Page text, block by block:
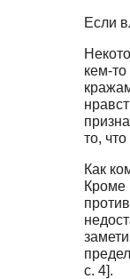
Если
кем-
то,
Как
Кроме
с. 4].